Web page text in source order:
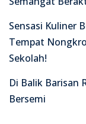
Sensasi Kuliner
Tempat
Sekolah!
Di Balik Barisan
Bersemi